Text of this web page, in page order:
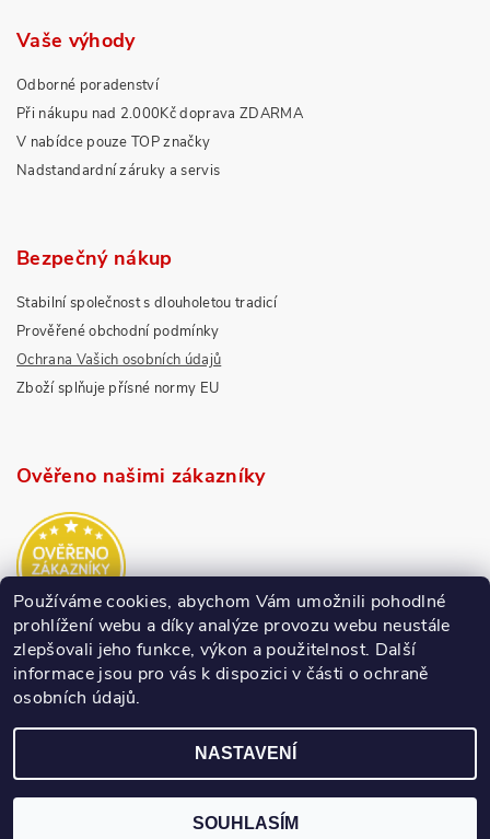
Vaše výhody
Odborné poradenství
Při nákupu nad 2.000Kč doprava ZDARMA
V nabídce pouze TOP značky
Nadstandardní záruky a servis
Bezpečný nákup
Stabilní společnost s dlouholetou tradicí
Prověřené obchodní podmínky
Ochrana Vašich osobních údajů
Zboží splňuje přísné normy EU
Ověřeno našimi zákazníky
Používáme cookies, abychom Vám umožnili pohodlné
prohlížení webu a díky analýze provozu webu neustále
zlepšovali jeho funkce, výkon a použitelnost. Další
informace jsou pro vás k dispozici v části o ochraně
osobních údajů.
NASTAVENÍ
SOUHLASÍM